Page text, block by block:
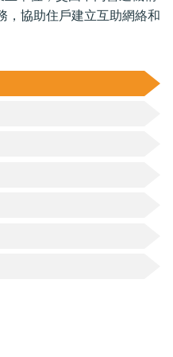
，協助住戶建立互助網絡和